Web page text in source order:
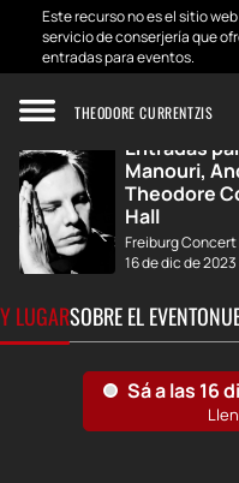
Este recurso no es el sitio
servicio de conserjería que
entradas para eventos.
THEODORE CURRENTZIS
Inicio Desarrollos
Entradas
Manouri,
Theodore
Hall
Freiburg Concert
16 de dic de 2023
LUGARSOBRE EL EVENTO